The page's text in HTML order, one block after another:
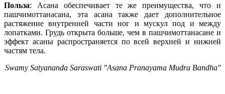
Польза: Асана обеспечивает те же преимущества, что и
пашчимоттанасана, эта асана также дает дополнительное
растяжение внутренней части ног и мускул под и между
лопатками. Грудь открыта больше, чем в пашчимоттанасане и
эффект асаны распространяется по всей верхней и нижней
частям тела.
Swamy Satyananda Saraswati "Asana Pranayama Mudra Bandha"